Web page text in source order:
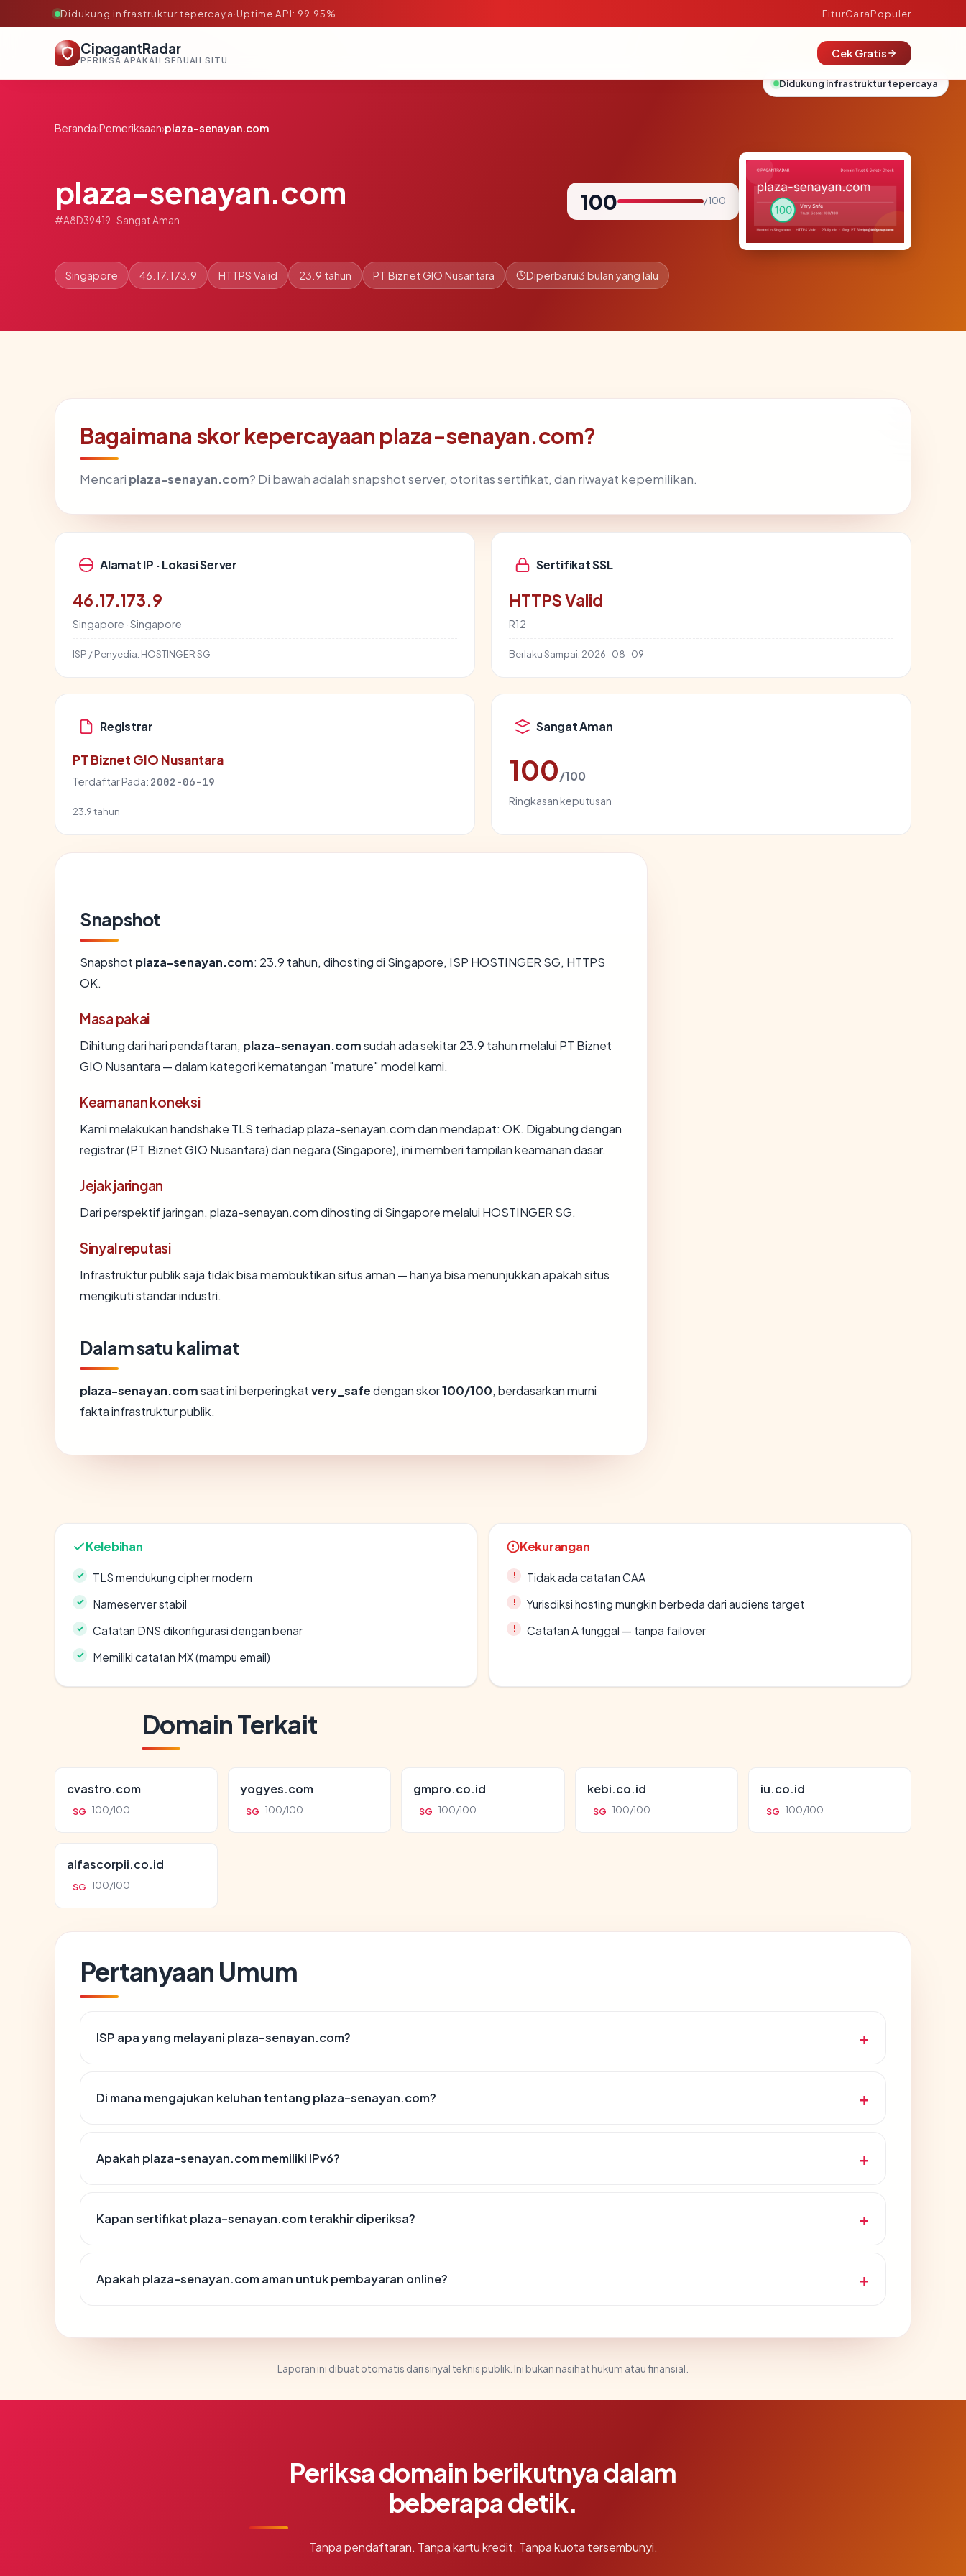
Didukung infrastruktur tepercaya·Uptime API: 99.95% FiturCaraPopuler
CipagantRadar
PERIKSA APAKAH SEBUAH SITUS AMAN, TEPERCAYA, DAN TERVERIFIKASI DALAM HITUNGAN DETIK.
Cek Gratis
Beranda›Pemeriksaan›plaza-senayan.com
plaza-senayan.com
#A8D39419 · Sangat Aman
100 / 100
Singapore 46.17.173.9 HTTPS Valid 23.9 tahun PT Biznet GIO Nusantara Diperbarui3 bulan yang lalu
Bagaimana skor kepercayaan plaza-senayan.com?
Mencari plaza-senayan.com? Di bawah adalah snapshot server, otoritas sertifikat, dan riwayat kepemilikan.
Alamat IP · Lokasi Server
46.17.173.9
Singapore · Singapore
ISP / Penyedia: HOSTINGER SG
Sertifikat SSL
HTTPS Valid
R12
Berlaku Sampai: 2026-08-09
Registrar
PT Biznet GIO Nusantara
Terdaftar Pada: 2002-06-19
23.9 tahun
Sangat Aman
100/100
Ringkasan keputusan
Snapshot
Snapshot plaza-senayan.com: 23.9 tahun, dihosting di Singapore, ISP HOSTINGER SG, HTTPS
OK.
Masa pakai
Dihitung dari hari pendaftaran, plaza-senayan.comsudah ada sekitar 23.9 tahun melalui PT Biznet
GIO Nusantara — dalam kategori kematangan "mature" model kami.
Keamanan koneksi
Kami melakukan handshake TLS terhadap plaza-senayan.com dan mendapat: OK. Digabung dengan
registrar (PT Biznet GIO Nusantara) dan negara (Singapore), ini memberi tampilan keamanan dasar.
Jejak jaringan
Dari perspektif jaringan, plaza-senayan.com dihosting di Singapore melalui HOSTINGER SG.
Sinyal reputasi
Infrastruktur publik saja tidak bisa membuktikan situs aman — hanya bisa menunjukkan apakah situs
mengikuti standar industri.
Dalam satu kalimat
plaza-senayan.comsaat ini berperingkatvery_safedengan skor100/100, berdasarkan murni
fakta infrastruktur publik.
Kelebihan
TLS mendukung cipher modern
Nameserver stabil
Catatan DNS dikonfigurasi dengan benar
Memiliki catatan MX (mampu email)
Kekurangan
Tidak ada catatan CAA
Yurisdiksi hosting mungkin berbeda dari audiens target
Catatan A tunggal — tanpa failover
Domain Terkait
cvastro.com
SG 100/100
yogyes.com
SG 100/100
gmpro.co.id
SG 100/100
kebi.co.id
SG 100/100
iu.co.id
SG 100/100
alfascorpii.co.id
SG 100/100
Pertanyaan Umum
ISP apa yang melayani plaza-senayan.com?
Di mana mengajukan keluhan tentang plaza-senayan.com?
Apakah plaza-senayan.com memiliki IPv6?
Kapan sertifikat plaza-senayan.com terakhir diperiksa?
Apakah plaza-senayan.com aman untuk pembayaran online?
Laporan ini dibuat otomatis dari sinyal teknis publik. Ini bukan nasihat hukum atau finansial.
Periksa domain berikutnya dalam
beberapa detik.
Tanpa pendaftaran. Tanpa kartu kredit. Tanpa kuota tersembunyi.
Didukung infrastruktur tepercaya